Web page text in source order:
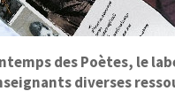
des Poètes, le
diverses